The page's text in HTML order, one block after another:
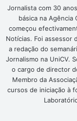
Jornalista com 30
básica na Agência
começou
Notícias. Foi assessor
a redação do
Jornalismo na UniCV.
o cargo de director
Membro da
cursos de iniciação à